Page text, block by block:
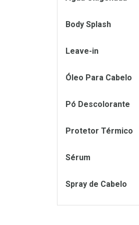
Body Splash
Leave-in
Óleo Para Cabelo
Pó Descolorante
Protetor Térmico
Sérum
Spray de Cabelo